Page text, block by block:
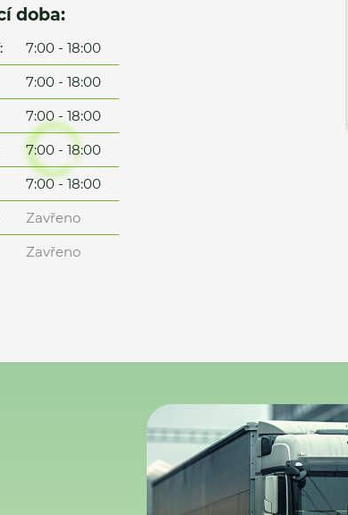
doba:
7:00 - 18:00
7:00 - 18:00
7:00 - 18:00
7:00 - 18:00
7:00 - 18:00
Zavřeno
Zavřeno